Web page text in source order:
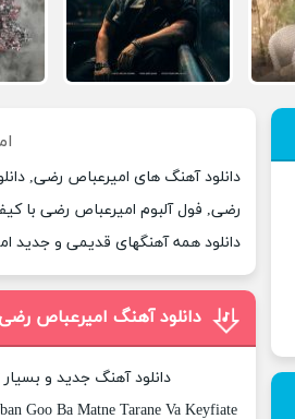
دانلود آهنگ های امیرعباص رضی,
رضی, فول آلبوم امیرعباص رضی با
دانلود همه آهنگهای قدیمی و
دانلود آهنگ امیرعباص
دانلود آهنگ جدید و بسیار
Goo Ba Matne Tarane Va Keyfiate